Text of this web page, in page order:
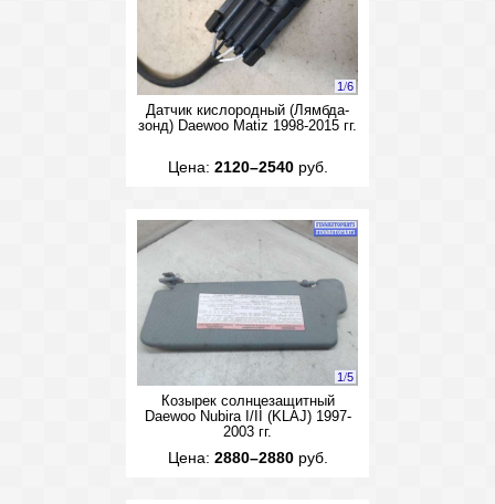
1/6
Датчик кислородный (Лямбда-
зонд) Daewoo Matiz 1998-2015 гг.
Цена: 2120–2540руб.
1/5
Козырек солнцезащитный
Daewoo Nubira I/II (KLAJ) 1997-
2003 гг.
Цена: 2880–2880руб.